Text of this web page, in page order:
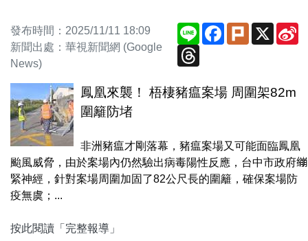
發布時間：2025/11/11 18:09
新聞出處：華視新聞網 (Google
News)
Line Facebook
PlurkX
Threads
鳳凰來襲！ 梧棲豬瘟案場 周圍架82m
圍籬防堵
非洲豬瘟才剛落幕，豬瘟案場又可能面臨鳳凰
颱風威脅，由於案場內仍然驗出病毒陽性反應，台中市政府繃
緊神經，針對案場周圍加固了82公尺長的圍籬，確保案場防
疫無虞；...
按此閱讀「完整報導」